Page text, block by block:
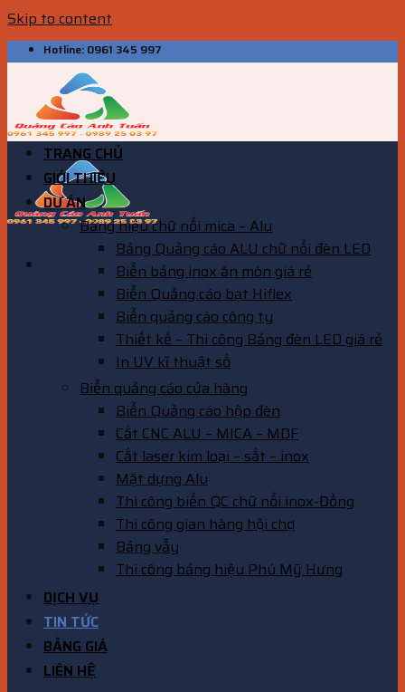
Skip to content
Hotline: 0961 345 997
TRANG CHỦ
GIỚI THIỆU
DỰ ÁN
Bảng hiệu chữ nổi mica – Alu
Bảng Quảng cáo ALU chữ nổi đèn LED
Biển bảng inox ăn mòn giá rẻ
Biển Quảng cáo bạt Hiflex
Biển quảng cáo công ty
Thiết kế – Thi công Bảng đèn LED giá rẻ
In UV kĩ thuật số
Biển quảng cáo cửa hàng
Biển Quảng cáo hộp đèn
Cắt CNC ALU – MICA – MDF
Cắt laser kim loại – sắt – inox
Mặt dựng Alu
Thi công biển QC chữ nổi inox-Đồng
Thi công gian hàng hội chợ
Bảng vẫy
Thi công bảng hiệu Phú Mỹ Hưng
DỊCH VỤ
TIN TỨC
BẢNG GIÁ
LIÊN HỆ